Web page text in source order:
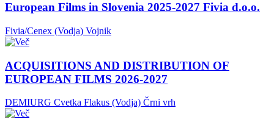
European Films in Slovenia 2025-2027 Fivia d.o.o.
Fivia/Cenex (Vodja) Vojnik
ACQUISITIONS AND DISTRIBUTION OF
EUROPEAN FILMS 2026-2027
DEMIURG Cvetka Flakus (Vodja) Črni vrh